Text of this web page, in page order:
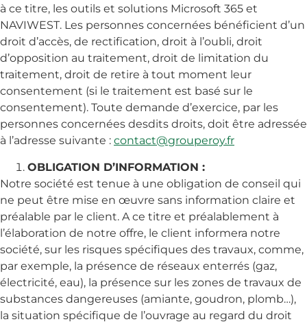
à ce titre, les outils et solutions Microsoft 365 et
NAVIWEST. Les personnes concernées bénéficient d’un
droit d’accès, de rectification, droit à l’oubli, droit
d’opposition au traitement, droit de limitation du
traitement, droit de retire à tout moment leur
consentement (si le traitement est basé sur le
consentement). Toute demande d’exercice, par les
personnes concernées desdits droits, doit être adressée
à l’adresse suivante : contact@grouperoy.fr
OBLIGATION D’INFORMATION :
Notre société est tenue à une obligation de conseil qui
ne peut être mise en œuvre sans information claire et
préalable par le client. A ce titre et préalablement à
l’élaboration de notre offre, le client informera notre
société, sur les risques spécifiques des travaux, comme,
par exemple, la présence de réseaux enterrés (gaz,
électricité, eau), la présence sur les zones de travaux de
substances dangereuses (amiante, goudron, plomb…),
la situation spécifique de l’ouvrage au regard du droit